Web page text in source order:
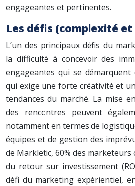
engageantes et pertinentes.
Les défis (complexité et
L’un des principaux défis du
la difficulté à concevoir des
engageantes qui se démarquent
qui exige une forte créativité et
tendances du marché. La mise
des rencontres peuvent
notamment en termes de
équipes et de gestion des
de Markletic, 60% des
du retour sur investissement
défi du marketing expérientiel,